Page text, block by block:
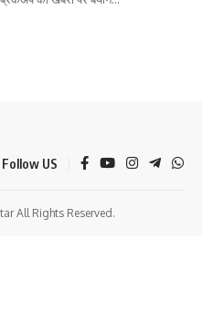
Follow US
All Rights Reserved.